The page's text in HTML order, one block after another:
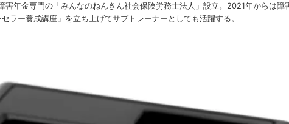
年金専門の「みんなのねんきん社会保険労務士法人」設立。2021年からは障
ラー養成講座」を立ち上げてサブトレーナーとしても活躍する。